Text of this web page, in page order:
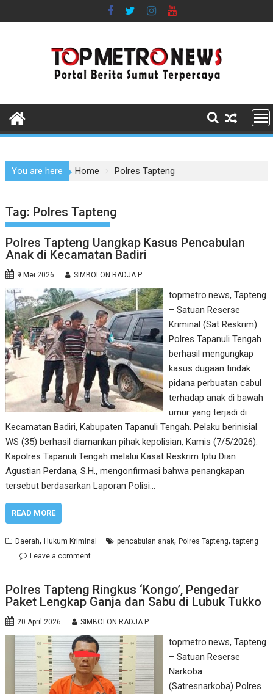
to
You are here Home Polres Tapteng
Tag: Polres Tapteng
Polres Tapteng Uangkap Kasus Pencabulan
Anak di Kecamatan Badiri
9 Mei 2026 SIMBOLON RADJA P
topmetro.news, Tapteng
– Satuan Reserse
Kriminal (Sat Reskrim)
Polres Tapanuli Tengah
berhasil mengungkap
kasus dugaan tindak
pidana perbuatan cabul
terhadap anak di bawah
umur yang terjadi di
Kecamatan Badiri, Kabupaten Tapanuli Tengah. Pelaku berinisial
WS (35) berhasil diamankan pihak kepolisian, Kamis (7/5/2026).
Kapolres Tapanuli Tengah melalui Kasat Reskrim Iptu Dian
Agustian Perdana, S.H., mengonfirmasi bahwa penangkapan
tersebut berdasarkan Laporan Polisi…
READ MORE
Daerah,Hukum Kriminal pencabulan anak,Polres Tapteng,tapteng
Leave a comment
Polres Tapteng Ringkus ‘Kongo’, Pengedar
Paket Lengkap Ganja dan Sabu di Lubuk Tukko
20 April 2026 SIMBOLON RADJA P
topmetro.news, Tapteng
– Satuan Reserse
Narkoba
(Satresnarkoba) Polres